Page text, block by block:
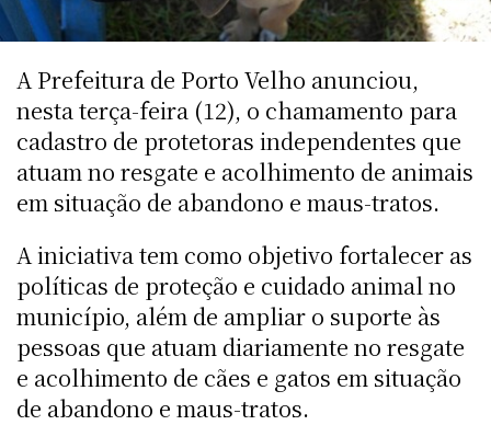
A Prefeitura de Porto Velho anunciou,
nesta terça-feira (12), o chamamento para
cadastro de protetoras independentes que
atuam no resgate e acolhimento de animais
em situação de abandono e maus-tratos.
A iniciativa tem como objetivo fortalecer as
políticas de proteção e cuidado animal no
município, além de ampliar o suporte às
pessoas que atuam diariamente no resgate
e acolhimento de cães e gatos em situação
de abandono e maus-tratos.